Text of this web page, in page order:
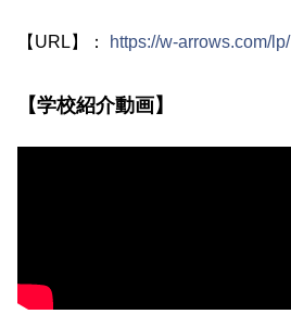
【URL】： https://w-arrows.com/lp/
【学校紹介動画】